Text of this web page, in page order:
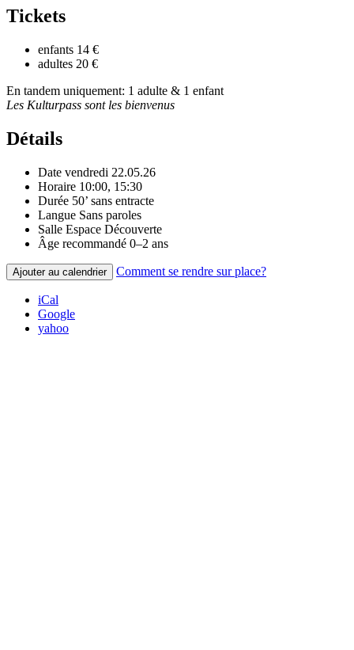
Tickets
enfants 14 €
adultes 20 €
En tandem uniquement: 1 adulte & 1 enfant
Les Kulturpass sont les bienvenus
Détails
Date vendredi 22.05.26
Horaire 10:00, 15:30
Durée 50’ sans entracte
Langue Sans paroles
Salle Espace Découverte
Âge recommandé 0–2 ans
Ajouter au calendrier Comment se rendre sur place?
iCal
Google
yahoo